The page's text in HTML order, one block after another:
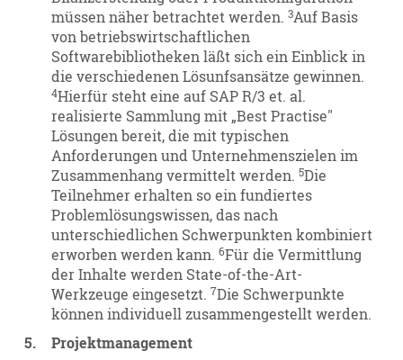
müssen näher betrachtet werden.3Auf Basis
von betriebswirtschaftlichen
Softwarebibliotheken läßt sich ein Einblick in
die verschiedenen Lösunfsansätze gewinnen.
4Hierfür steht eine auf SAP R/3 et. al.
realisierte Sammlung mit „Best Practise"
Lösungen bereit, die mit typischen
Anforderungen und Unternehmenszielen im
Zusammenhang vermittelt werden.5Die
Teilnehmer erhalten so ein fundiertes
Problemlösungswissen, das nach
unterschiedlichen Schwerpunkten kombiniert
erworben werden kann.6Für die Vermittlung
der Inhalte werden State-of-the-Art-
Werkzeuge eingesetzt.7Die Schwerpunkte
können individuell zusammengestellt werden.
5.
Projektmanagement